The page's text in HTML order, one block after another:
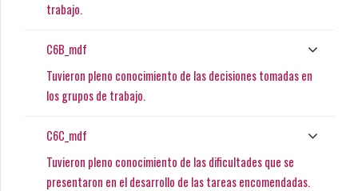
trabajo.
C6B_mdf
Tuvieron pleno conocimiento de las decisiones tomadas en
los grupos de trabajo.
C6C_mdf
Tuvieron pleno conocimiento de las dificultades que se
presentaron en el desarrollo de las tareas encomendadas.